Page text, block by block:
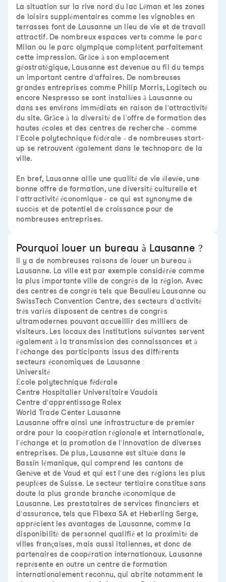
La situation sur la rive nord du lac Léman et les zones
de loisirs supplémentaires comme les vignobles en
terrasses font de Lausanne un lieu de vie et de travail
attractif. De nombreux espaces verts comme le parc
Milan ou le parc olympique complètent parfaitement
cette impression. Grâce à son emplacement
géostratégique, Lausanne est devenue au fil du temps
un important centre d'affaires. De nombreuses
grandes entreprises comme Philip Morris, Logitech ou
encore Nespresso se sont installées à Lausanne ou
dans ses environs immédiats en raison de l'attractivité
du site. Grâce à la diversité de l'offre de formation des
hautes écoles et des centres de recherche - comme
l'Ecole polytechnique fédérale - de nombreuses start-
up se retrouvent également dans le technoparc de la
ville.
En bref, Lausanne allie une qualité de vie élevée, une
bonne offre de formation, une diversité culturelle et
l'attractivité économique - ce qui est synonyme de
succès et de potentiel de croissance pour de
nombreuses entreprises.
Pourquoi louer un bureau à Lausanne ?
Il y a de nombreuses raisons de louer un bureau à
Lausanne. La ville est par exemple considérée comme
la plus importante ville de congrès de la région. Avec
des centres de congrès tels que Beaulieu Lausanne ou
SwissTech Convention Centre, des secteurs d'activité
très variés disposent de centres de congrès
ultramodernes pouvant accueillir des milliers de
visiteurs. Les locaux des institutions suivantes servent
également à la transmission des connaissances et à
l'échange des participants issus des différents
secteurs économiques de Lausanne :
Université
École polytechnique fédérale
Centre Hospitalier Universitaire Vaudois
Centre d'apprentissage Rolex
World Trade Center Lausanne
Lausanne offre ainsi une infrastructure de premier
ordre pour la coopération régionale et internationale,
l'échange et la promotion de l'innovation de diverses
entreprises. De plus, Lausanne est située dans le
Bassin lémanique, qui comprend les cantons de
Genève et de Vaud et qui est l'une des régions les plus
peuplées de Suisse. Le secteur tertiaire constitue sans
doute la plus grande branche économique de
Lausanne. Les prestataires de services financiers et
d'assurance, tels que Fibexa SA et Heberling Serge,
apprécient les avantages de Lausanne, comme la
disponibilité de personnel qualifié et la proximité de
villes françaises, mais aussi italiennes, et donc de
partenaires de coopération internationaux. Lausanne
représente en outre un centre de formation
internationalement reconnu, qui abrite notamment le